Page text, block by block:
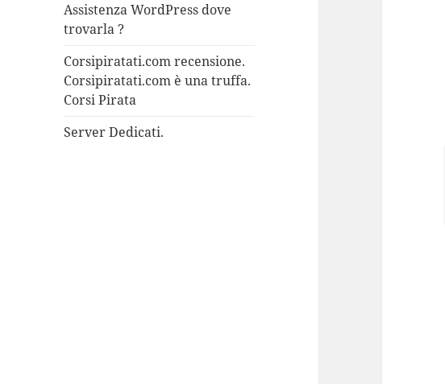
Assistenza WordPress dove
trovarla ?
Corsipiratati.com recensione.
Corsipiratati.com è una truffa.
Corsi Pirata
Server Dedicati.